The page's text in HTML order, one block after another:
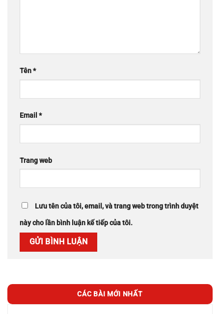
Tên*
Email*
Trang web
Lưu tên của tôi, email, và trang web trong trình duyệt
này cho lần bình luận kế tiếp của tôi.
CÁC BÀI MỚI NHẤT